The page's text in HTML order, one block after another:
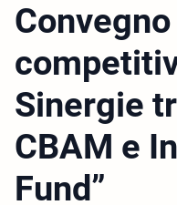
Sinergie
CBAM e
Fund”